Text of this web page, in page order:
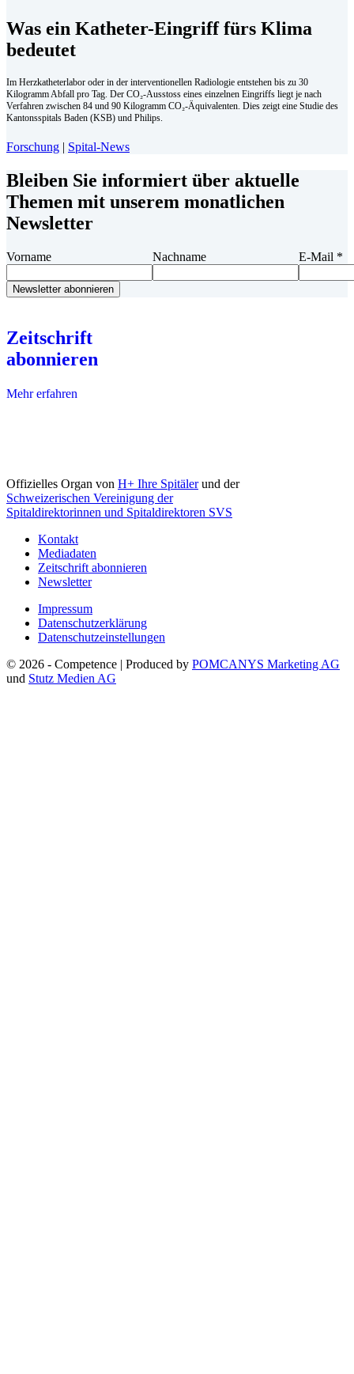
Was ein Katheter-Eingriff fürs Klima
bedeutet
Im Herzkatheterlabor oder in der interventionellen Radiologie entstehen bis zu 30
Kilogramm Abfall pro Tag. Der CO₂-Ausstoss eines einzelnen Eingriffs liegt je nach
Verfahren zwischen 84 und 90 Kilogramm CO₂-Äquivalenten. Dies zeigt eine Studie des
Kantonsspitals Baden (KSB) und Philips.
Forschung | Spital-News
Bleiben Sie informiert über aktuelle
Themen mit unserem monatlichen
Newsletter
Vorname Nachname E-Mail *
Zeitschrift
abonnieren
Mehr erfahren
Offizielles Organ von H+ Ihre Spitälerund der
Schweizerischen Vereinigung der
Spitaldirektorinnen und Spitaldirektoren SVS
Kontakt
Mediadaten
Zeitschrift abonnieren
Newsletter
Impressum
Datenschutzerklärung
Datenschutzeinstellungen
© 2026 - Competence | Produced by POMCANYS Marketing AG
und Stutz Medien AG